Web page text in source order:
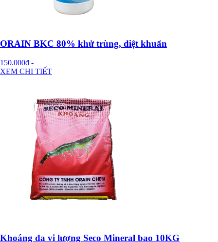
ORAIN BKC 80% khử trùng, diệt khuẩn
150.000đ -
XEM CHI TIẾT
Khoáng đa vi lượng Seco Mineral bao 10KG